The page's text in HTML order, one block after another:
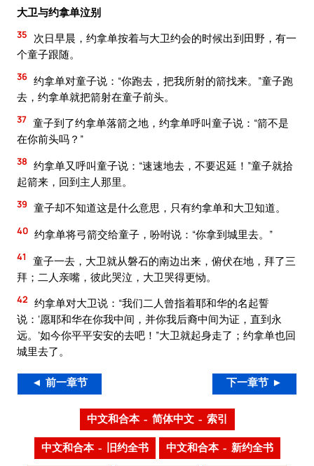
大卫与约拿单泣别
35
次日早晨，约拿单按着与大卫约会的时候出到田野，有一
个童子跟随。
36 约拿单对童子说：“你跑去，把我所射的箭找来。”童子跑
去，约拿单就把箭射在童子前头。
37 童子到了约拿单落箭之地，约拿单呼叫童子说：“箭不是
在你前头吗？”
38 约拿单又呼叫童子说：“速速地去，不要迟延！”童子就拾
起箭来，回到主人那里。
39 童子却不知道这是什么意思，只有约拿单和大卫知道。
40 约拿单将弓箭交给童子，吩咐说：“你拿到城里去。”
41
童子一去，大卫就从磐石的南边出来，俯伏在地，拜了三
拜；二人亲嘴，彼此哭泣，大卫哭得更恸。
42 约拿单对大卫说：“我们二人曾指着耶和华的名起誓
说：‘愿耶和华在你我中间，并你我后裔中间为证，直到永
远。’如今你平平安安的去吧！”大卫就起身走了；约拿单也回
城里去了。
◄ 前一章节 下一章节 ►
中文和合本 – 简体中文 – 索引
中文和合本 – 旧约全书 中文和合本 – 新约全书